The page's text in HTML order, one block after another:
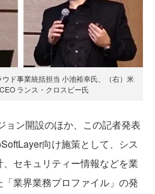
ウド事業統括担当 小池裕幸氏、（右）米
ランス・クロスビー氏
ン開設のほか、この記者発表
向け施策として、シス
セキュリティー情報などを業
業界業務プロファイル」の発